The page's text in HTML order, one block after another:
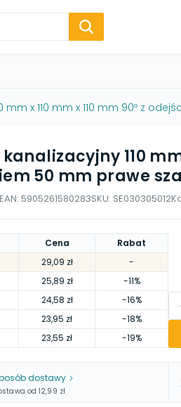
mm x 110 mm x 110 mm 90º z
110 mm
50 mm prawe
EAN: 5905261580283SKU: SE030305012
Cena
Rabat
29,09 zł
-
25,89 zł
-11%
24,58 zł
-16%
23,95 zł
-18%
23,55 zł -19%
dostawy
od 12,99 zł